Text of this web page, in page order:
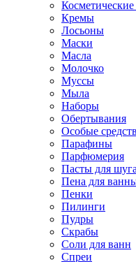
Кремы
Лосьоны
Маски
Масла
Молочко
Муссы
Мыла
Наборы
Обертывания
Особые
Парафины
Парфюмерия
Пасты для
Пена для
Пенки
Пилинги
Пудры
Скрабы
Соли для ванн
Спреи